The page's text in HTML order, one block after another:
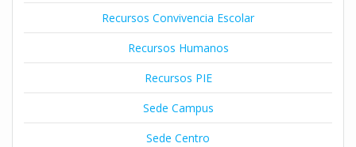
Recursos Convivencia Escolar
Recursos Humanos
Recursos PIE
Sede Campus
Sede Centro